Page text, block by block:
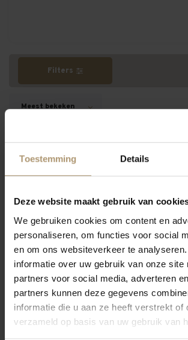
Toestemming Details
Deze website maakt gebruik van
We gebruiken cookies om content en
personaliseren, om functies voor social
en om ons websiteverkeer te
informatie over uw gebruik van onze site
partners voor social media, adverteren
partners kunnen deze gegevens
informatie die u aan ze heeft verstrekt of
verzameld op basis van uw gebruik van
Filters
Meest bekeken
Alcoholvrij
Vendôme Mademoiselle
Rose Alcoholvrij
€8,99
Per fles: €9,39